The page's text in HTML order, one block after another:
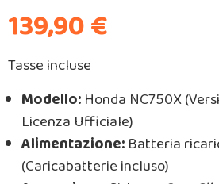
139,90 €
Tasse incluse
Modello: Honda NC750X
Licenza Ufficiale)
Alimentazione: Batteria
(Caricabatterie incluso)